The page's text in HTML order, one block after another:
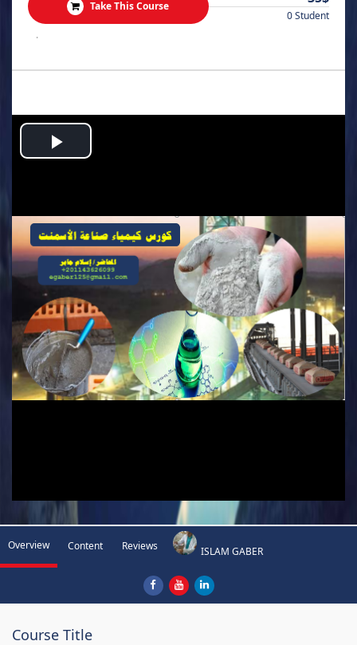
Take This Course
0 Student
.
Play
Overview Content Reviews ISLAM GABER
Course Title